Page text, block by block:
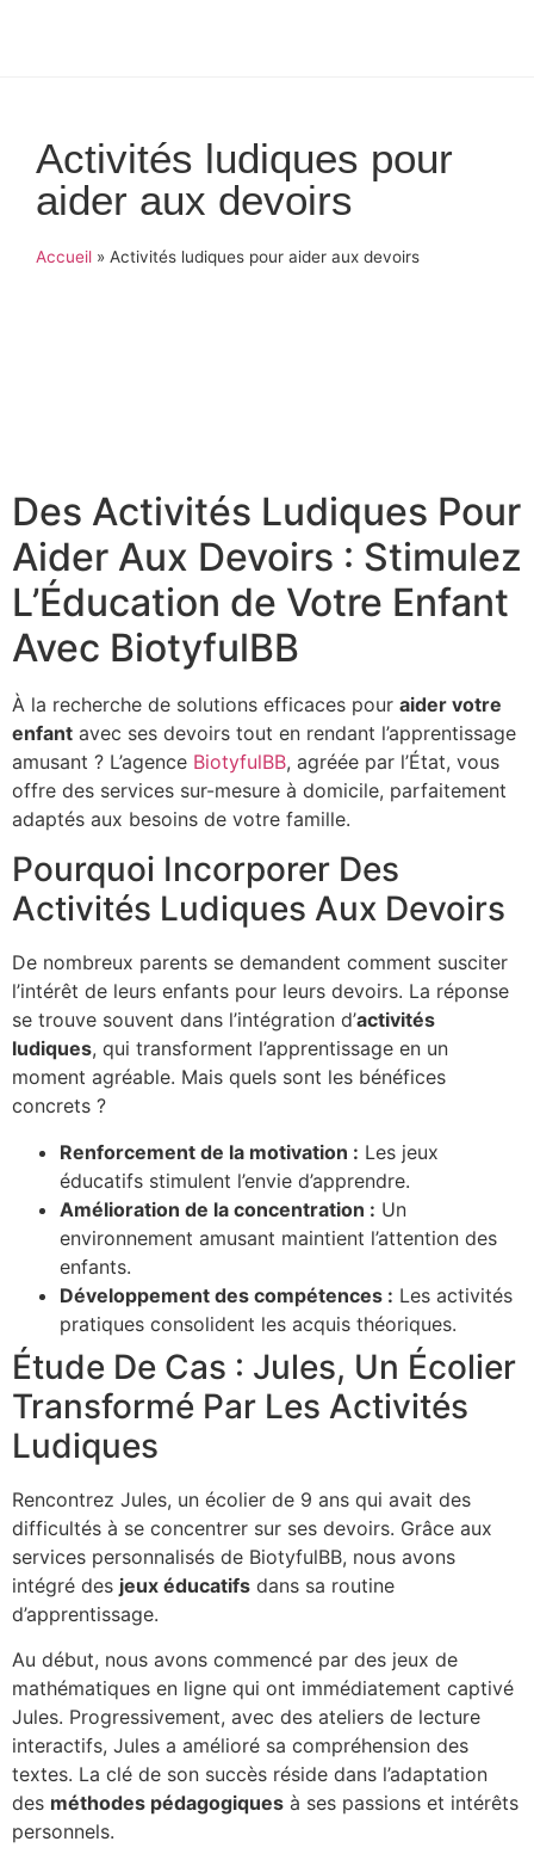
Activités ludiques pour
aider aux devoirs
Accueil » Activités ludiques pour aider aux devoirs
Des Activités Ludiques Pour
Aider Aux Devoirs : Stimulez
L’Éducation de Votre Enfant
Avec BiotyfulBB
À la recherche de solutions efficaces pour aider votre
enfant avec ses devoirs tout en rendant l’apprentissage
amusant ? L’agence BiotyfulBB, agréée par l’État, vous
offre des services sur-mesure à domicile, parfaitement
adaptés aux besoins de votre famille.
Pourquoi Incorporer Des
Activités Ludiques Aux Devoirs
De nombreux parents se demandent comment susciter
l’intérêt de leurs enfants pour leurs devoirs. La réponse
se trouve souvent dans l’intégration d’activités
ludiques, qui transforment l’apprentissage en un
moment agréable. Mais quels sont les bénéfices
concrets ?
Renforcement de la motivation : Les jeux
éducatifs stimulent l’envie d’apprendre.
Amélioration de la concentration : Un
environnement amusant maintient l’attention des
enfants.
Développement des compétences : Les activités
pratiques consolident les acquis théoriques.
Étude De Cas : Jules, Un Écolier
Transformé Par Les Activités
Ludiques
Rencontrez Jules, un écolier de 9 ans qui avait des
difficultés à se concentrer sur ses devoirs. Grâce aux
services personnalisés de BiotyfulBB, nous avons
intégré des jeux éducatifs dans sa routine
d’apprentissage.
Au début, nous avons commencé par des jeux de
mathématiques en ligne qui ont immédiatement captivé
Jules. Progressivement, avec des ateliers de lecture
interactifs, Jules a amélioré sa compréhension des
textes. La clé de son succès réside dans l’adaptation
des méthodes pédagogiques à ses passions et intérêts
personnels.